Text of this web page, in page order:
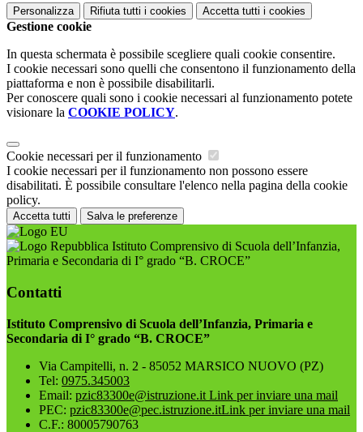
Personalizza Rifiuta tutti i cookies Accetta tutti i cookies
Gestione cookie
In questa schermata è possibile scegliere quali cookie consentire.
I cookie necessari sono quelli che consentono il funzionamento della
piattaforma e non è possibile disabilitarli.
Per conoscere quali sono i cookie necessari al funzionamento potete
visionare la COOKIE POLICY.
Cookie necessari per il funzionamento
I cookie necessari per il funzionamento non possono essere
disabilitati. È possibile consultare l'elenco nella pagina della cookie
policy.
Accetta tutti Salva le preferenze
Istituto Comprensivo di Scuola dell’Infanzia,
Primaria e Secondaria di I° grado “B. CROCE”
Contatti
Istituto Comprensivo di Scuola dell’Infanzia, Primaria e
Secondaria di I° grado “B. CROCE”
Via Campitelli, n. 2 - 85052 MARSICO NUOVO (PZ)
Tel: 0975.345003
Email: pzic83300e@istruzione.it Link per inviare una mail
PEC: pzic83300e@pec.istruzione.itLink per inviare una mail
C.F.: 80005790763